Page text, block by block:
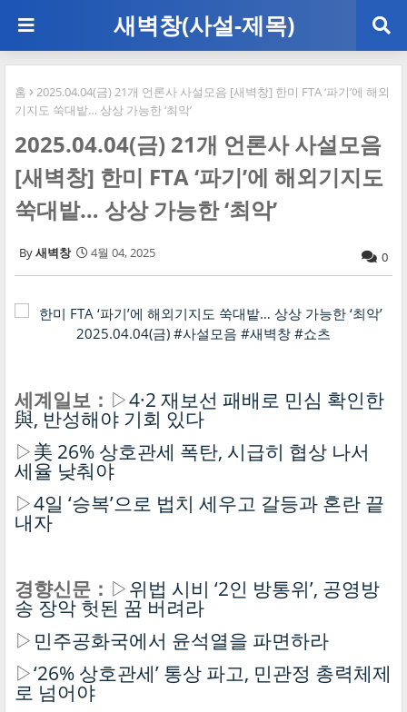
새벽창(사설-제목)
홈
2025.04.04(금) 21개 언론사 사설모음 [새벽창] 한미 FTA ‘파기’에 해외
기지도 쑥대밭… 상상 가능한 ‘최악’
2025.04.04(금) 21개 언론사 사설모음
[새벽창] 한미 FTA ‘파기’에 해외기지도
쑥대밭… 상상 가능한 ‘최악’
새벽창 4월 04, 2025 0
세계일보： ▷4·2 재보선 패배로 민심 확인한
與, 반성해야 기회 있다
▷美 26% 상호관세 폭탄, 시급히 협상 나서
세율 낮춰야
▷4일 ‘승복’으로 법치 세우고 갈등과 혼란 끝
내자
경향신문： ▷위법 시비 ‘2인 방통위’, 공영방
송 장악 헛된 꿈 버려라
▷ 민주공화국에서 윤석열을 파면하라
▷‘26% 상호관세’ 통상 파고, 민관정 총력체제
로 넘어야